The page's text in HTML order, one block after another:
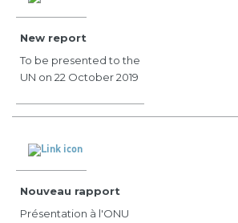
New report
To be presented to the
UN on 22 October 2019
Nouveau rapport
Présentation à l'ONU